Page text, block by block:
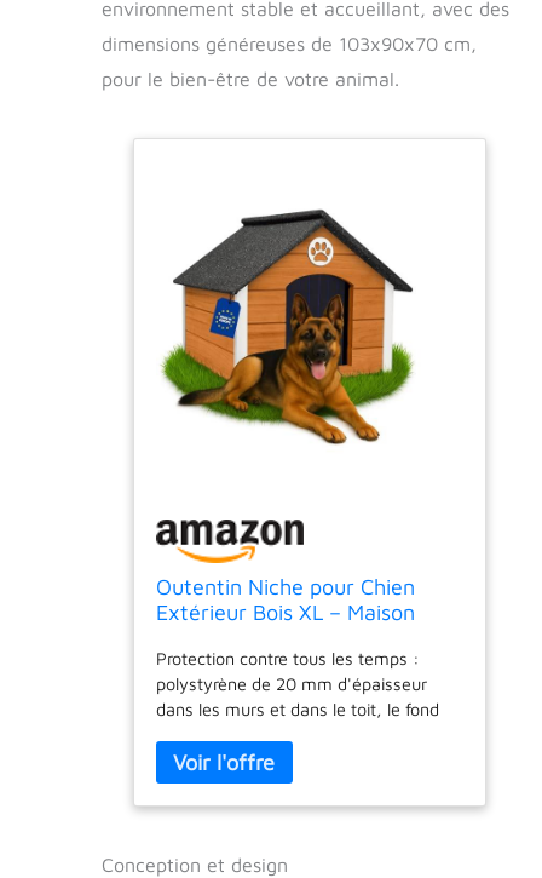
environnement stable et accueillant, avec des
dimensions généreuses de 103x90x70 cm,
pour le bien-être de votre animal.
Outentin Niche pour Chien
Extérieur Bois XL – Maison
Chiens Jardin XL avec Toit
Incliné Résistant – Bâtiment
Stable et Design Moderne pour
Grand Chiens –
103x90x70cm,Chêne
Protection contre tous les temps :
polystyrène de 20 mm d'épaisseur
dans les murs et dans le toit, le fond
efficacement votre animal de
compagnie de la pluie, du vent et de la
neige. La maison pour chien offre de la
agréable pendant les journées
Conception et design